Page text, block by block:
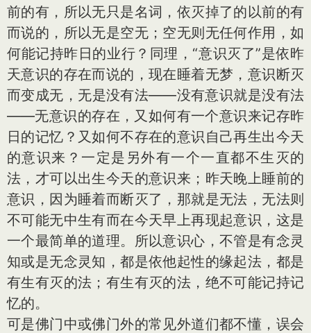
前的有，所以无只是名词，依灭掉了的以前的有
而说的，所以无是空无；空无则无任何作用，如
何能记持昨日的业行？同理，“意识灭了”是依昨
天意识的存在而说的，现在睡着无梦，意识断灭
而变成无，无是没有法——没有意识就是没有法
——无意识的存在，又如何有一个意识来记存昨
日的记忆？又如何不存在的意识自己再生出今天
的意识来？一定是另外有一个一直都不生灭的
法，才可以出生今天的意识来；昨天晚上睡前的
意识，因为睡着而断灭了，那就是无法，无法则
不可能无中生有而在今天早上再现起意识，这是
一个最简单的道理。所以意识心，不管是有念灵
知或是无念灵知，都是依他起性的缘起法，都是
有生有灭的法；有生有灭的法，绝不可能记持记
忆的。
可是佛门中或佛门外的常见外道们都不懂，误会